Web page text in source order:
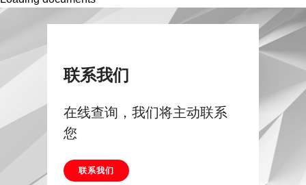
联系我们
在线查询，我们将主动联系
您
联系我们